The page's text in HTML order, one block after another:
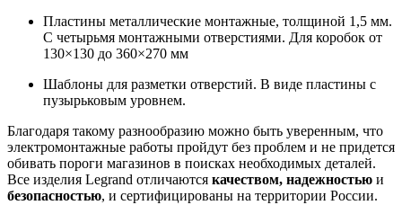
Пластины металлические монтажные, толщиной 1,5 мм.
С четырьмя монтажными отверстиями. Для коробок от
130×130 до 360×270 мм
Шаблоны для разметки отверстий. В виде пластины с
пузырьковым уровнем.
Благодаря такому разнообразию можно быть уверенным, что
электромонтажные работы пройдут без проблем и не придется
обивать пороги магазинов в поисках необходимых деталей.
Все изделия Legrand отличаются качеством, надежностью и
безопасностью, и сертифицированы на территории России.